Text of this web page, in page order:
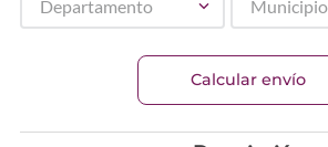
Departamento Municipio
Calcular envío